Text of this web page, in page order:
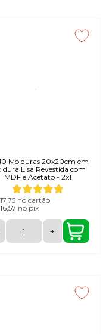
Molduras 20x20cm em
Lisa Revestida com
MDF e Acetato - 2x1
no cartão
no pix
+